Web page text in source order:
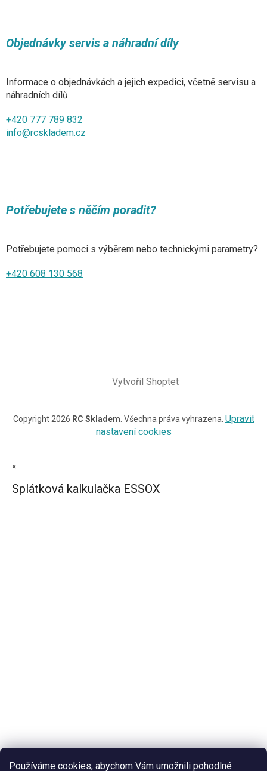
Používáme cookies, abychom Vám umožnili pohodlné
Objednávky servis a náhradní díly
Informace o objednávkách a jejich expedici, včetně servisu a
náhradních dílů
+420 777 789 832
info@rcskladem.cz
Potřebujete s něčím poradit?
Potřebujete pomoci s výběrem nebo technickými parametry?
+420 608 130 568
Vytvořil Shoptet
Copyright 2026 RC Skladem . Všechna práva vyhrazena. Upravit
nastavení cookies
×
Splátková kalkulačka ESSOX